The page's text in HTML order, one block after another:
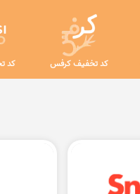
کد تخفیف کرفس کد